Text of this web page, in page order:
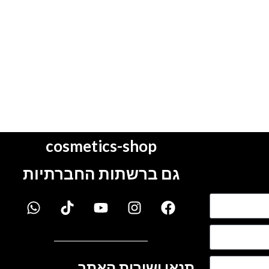
cosmetics-shop
גם ברשתות החברתיות